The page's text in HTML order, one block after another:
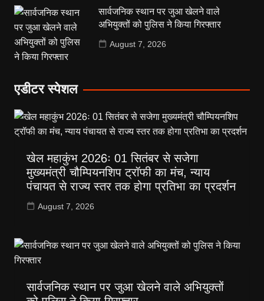
सार्वजनिक स्थान पर जुआ खेलने वाले
अभियुक्तों को पुलिस ने किया गिरफ्तार
August 7, 2026
एडीटर स्पेशल
खेल महाकुंभ 2026ः 01 सितंबर से सजेगा
मुख्यमंत्री चौम्पियनशिप ट्रॉफी का मंच, न्याय
पंचायत से राज्य स्तर तक होगा प्रतिभा का प्रदर्शन
August 7, 2026
सार्वजनिक स्थान पर जुआ खेलने वाले अभियुक्तों